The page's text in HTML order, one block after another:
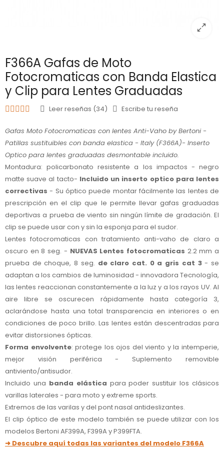
F366A Gafas de Moto
Fotocromaticas con Banda Elastica
y Clip para Lentes Graduadas
Leer reseñas (34) Escribe tu reseña
Gafas Moto Fotocromaticas con lentes Anti-Vaho by Bertoni -
Patillas sustituibles con banda elastica - Italy (F366A)- Inserto
Optico para lentes graduadas desmontable incluido.
Montadura: policarbonato resistente a los impactos - negro
matte suave al tacto- Incluido un inserto optico para lentes
correctivas - Su óptico puede montar fácilmente las lentes de
prescripción en el clip que le permite llevar gafas graduadas
deportivas a prueba de viento sin ningún límite de gradación. El
clip se puede usar con y sin la esponja para el sudor.
Lentes fotocromaticas con tratamiento anti-vaho de claro a
oscuro en 8 seg. - NUEVAS Lentes fotocromaticas 2.2 mm a
prueba de choque, 8 seg. de claro cat. 0 a gris cat 3- se
adaptan a los cambios de luminosidad - innovadora Tecnología,
las lentes reaccionan constantemente a la luz y a los rayos UV. Al
aire libre se oscurecen rápidamente hasta categoría 3,
aclarándose hasta una total transparencia en interiores o en
condiciones de poco brillo. Las lentes están descentradas para
evitar distorsiones ópticas.
Forma envolvente: protege los ojos del viento y la intemperie,
mejor visión periférica - Suplemento removible
antiviento/antisudor.
Incluido una banda elástica para poder sustituir los clásicos
varillas laterales - para moto y extreme sports.
Extremos de las varilas y del pont nasal antideslizantes.
El clip óptico de este modelo también se puede utilizar con los
modelos Bertoni AF399A, F399A y P399FTA.
➜ Descubre aquí todas las variantes del modelo F366A